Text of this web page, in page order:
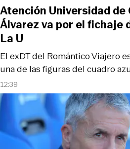
12:39
El exDT del Romántico Viajero
una de las figuras del cuadro
Atención Universidad de
Álvarez va por el fichaje
La U